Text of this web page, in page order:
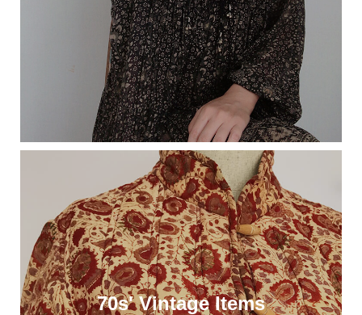
70s' Vintage Items